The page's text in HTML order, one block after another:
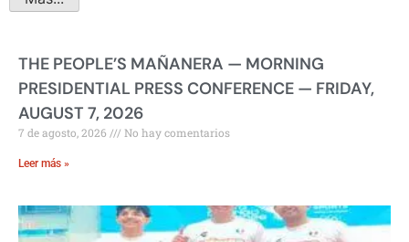
THE PEOPLE’S MAÑANERA — MORNING
PRESIDENTIAL PRESS CONFERENCE — FRIDAY,
AUGUST 7, 2026
7 de agosto, 2026 No hay comentarios
Leer más »